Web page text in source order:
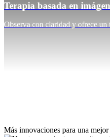
Terapia basada en
Observa con claridad y ofrece un
Más innovaciones para una mejor